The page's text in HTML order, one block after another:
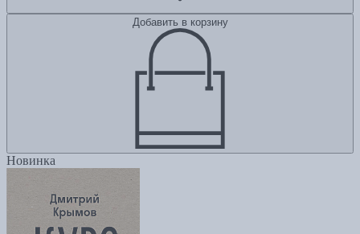
Добавить в корзину
Новинка